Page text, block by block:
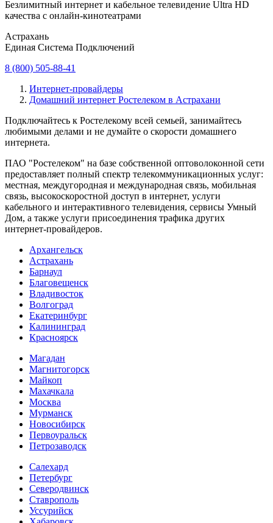
Безлимитный интернет и кабельное телевидение Ultra HD
качества с онлайн-кинотеатрами
Астрахань
Единая Система Подключений
8 (800) 505-88-41
Интернет-провайдеры
Домашний интернет Ростелеком в Астрахани
Подключайтесь к Ростелекому всей семьей, занимайтесь
любимыми делами и не думайте о скорости домашнего
интернета.
ПАО "Ростелеком" на базе собственной оптоволоконной сети
предоставляет полный спектр телекоммуникационных услуг:
местная, междугородная и международная связь, мобильная
связь, высокоскоростной доступ в интернет, услуги
кабельного и интерактивного телевидения, сервисы Умный
Дом, а также услуги присоединения трафика других
интернет-провайдеров.
Архангельск
Астрахань
Барнаул
Благовещенск
Владивосток
Волгоград
Екатеринбург
Калининград
Красноярск
Магадан
Магнитогорск
Майкоп
Махачкала
Москва
Мурманск
Новосибирск
Первоуральск
Петрозаводск
Салехард
Петербург
Северодвинск
Ставрополь
Уссурийск